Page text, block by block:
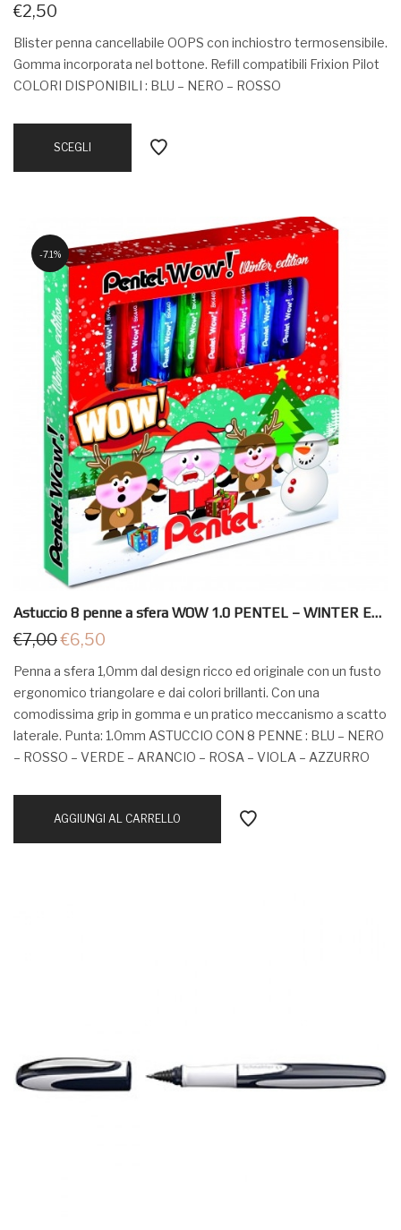
€2,50
Blister penna cancellabile OOPS con inchiostro termosensibile.
Gomma incorporata nel bottone. Refill compatibili Frixion Pilot
COLORI DISPONIBILI : BLU – NERO – ROSSO
SCEGLI
7.1%
Astuccio 8 penne a sfera WOW 1.0 PENTEL – WINTER EDITION
€7,00€6,50
Penna a sfera 1,0mm dal design ricco ed originale con un fusto
ergonomico triangolare e dai colori brillanti. Con una
comodissima grip in gomma e un pratico meccanismo a scatto
laterale. Punta: 1.0mm ASTUCCIO CON 8 PENNE : BLU – NERO
– ROSSO – VERDE – ARANCIO – ROSA – VIOLA – AZZURRO
AGGIUNGI AL CARRELLO